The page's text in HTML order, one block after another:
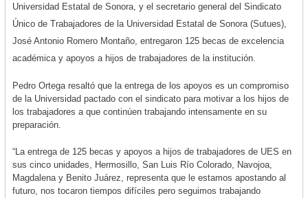
Universidad Estatal de Sonora, y el secretario general del Sindicato
Único de Trabajadores de la Universidad Estatal de Sonora (Sutues),
José Antonio Romero Montaño, entregaron 125 becas de excelencia
académica y apoyos a hijos de trabajadores de la institución.
Pedro Ortega resaltó que la entrega de los apoyos es un compromiso
de la Universidad pactado con el sindicato para motivar a los hijos de
los trabajadores a que continúen trabajando intensamente en su
preparación.
“La entrega de 125 becas y apoyos a hijos de trabajadores de UES en
sus cinco unidades, Hermosillo, San Luis Río Colorado, Navojoa,
Magdalena y Benito Juárez, representa que le estamos apostando al
futuro, nos tocaron tiempos difíciles pero seguimos trabajando